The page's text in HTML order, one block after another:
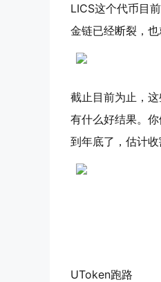
LICS这个代币目
金链已经断裂，也
截止目前为止，
有什么好结果。
到年底了，估计
UToken跑路